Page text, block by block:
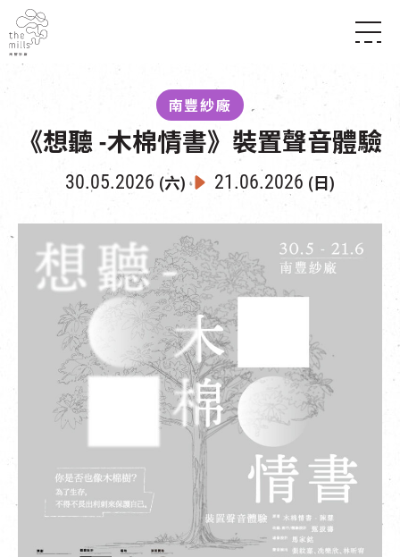
媒體中心
南豐店堂
商店
餐飲
所有活動
展覽
導賞團
體驗
活化與保育
走進南豐紗廠
CHAT六廠
南豐作坊
其他體驗
到訪我們
開放時間及位置
穿梭巴士服務
停車場
NF TOUCH
簡
南豐紗廠
《想聽 -木棉情書》裝置聲音體驗
30.05.2026 (六) 21.06.2026 (日)